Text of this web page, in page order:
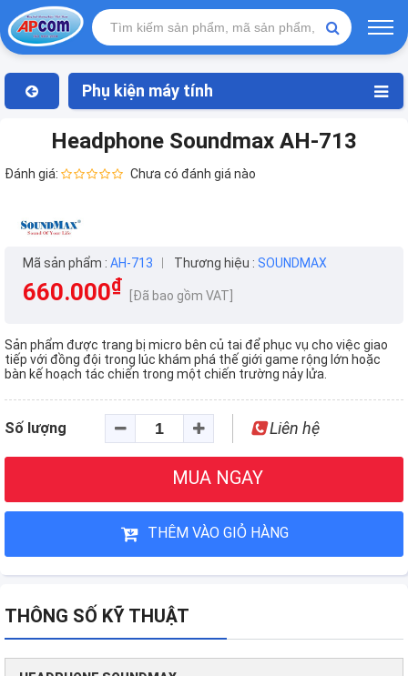
Phụ kiện máy tính
Headphone Soundmax AH-713
Đánh giá: Chưa có đánh giá nào
Mã sản phẩm : AH-713 Thương hiệu : SOUNDMAX
660.000₫ [Đã bao gồm VAT]
Sản phẩm được trang bị micro bên củ tai để phục vụ cho việc giao
tiếp với đồng đội trong lúc khám phá thế giới game rộng lớn hoặc
bàn kế hoạch tác chiến trong một chiến trường nảy lửa.
Số lượng Liên hệ
MUA NGAY
THÊM VÀO GIỎ HÀNG
THÔNG SỐ KỸ THUẬT